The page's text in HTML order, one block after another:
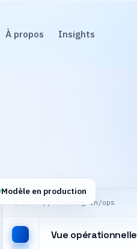
À propos Insights
app.strateg.in/ops
Vue opérationnelle
Modèle en production